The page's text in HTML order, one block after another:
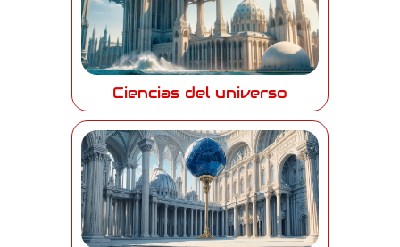
Ciencias del universo